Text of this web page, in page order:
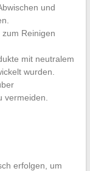
und
zum Reinigen
mit neutralem
wurden.
vermeiden.
erfolgen, um